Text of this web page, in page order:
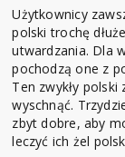
Użytkownicy
polski trochę
utwardzania. Dla
pochodzą one z
Ten zwykły polski
wyschnąć.
zbyt dobre, aby
leczyć ich żel